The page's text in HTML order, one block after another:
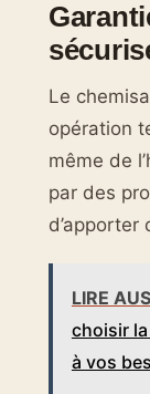
Le
opération
même de
par des
d’apporter
LIRE
choisir
à vos